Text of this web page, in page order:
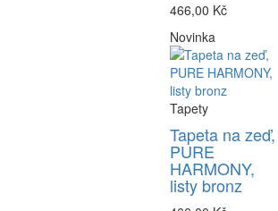
466,00 Kč
Novinka
Tapety
Tapeta na zeď,
PURE
HARMONY,
listy bronz